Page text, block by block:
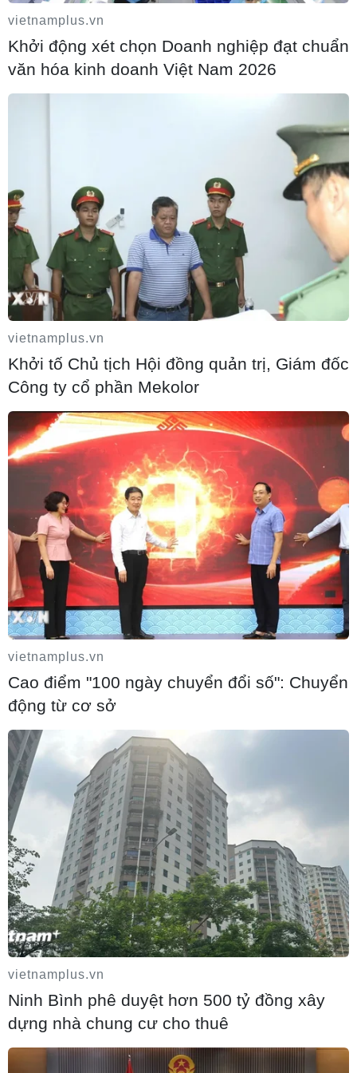
Giá vàng ngày 6/8: Bảng giá tại các công
Giá dầu thô biến động nhẹ khi triển vọng
đàm phán Trung Đông vẫn khó đoán
06/08/2026 07:26
Giá vàng thế giới tăng mạnh nhất kể từ
tháng Hai
06/08/2026 07:26
Đưa gốm sứ Bình Dương vào mạng lưới
thủ công sáng tạo thế giới
05/08/2026 18:53
Xuất khẩu gạo Thái Lan giảm gần 19%
trong nửa đầu năm 2026
05/08/2026 18:36
Trung Quốc sẽ đáp trả các biện pháp hạn
chế của Mỹ
05/08/2026 18:01
Phê duyệt Điều chỉnh Quy hoạch chung
Khu kinh tế Vũng Áng đến năm 2050
05/08/2026 17:07
Nghị quyết 10-NQ/TW: FDI tiếp tục là
điểm sáng trong bức tranh kinh tế Việt
Nam
05/08/2026 16:08
Động lực tăng trưởng mới tiếp tục dẫn dắt
kinh tế Trung Quốc
vietnamplus.vn
Khởi động xét chọn Doanh nghiệp đạt chuẩn
văn hóa kinh doanh Việt Nam 2026
vietnamplus.vn
Khởi tố Chủ tịch Hội đồng quản trị, Giám đốc
Công ty cổ phần Mekolor
vietnamplus.vn
Cao điểm "100 ngày chuyển đổi số": Chuyển
động từ cơ sở
vietnamplus.vn
Ninh Bình phê duyệt hơn 500 tỷ đồng xây
dựng nhà chung cư cho thuê